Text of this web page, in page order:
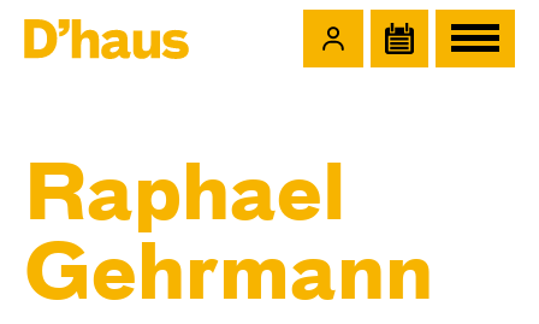
Raphael
Gehrmann